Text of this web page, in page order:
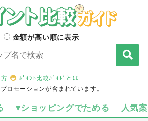
金額が高い順に表示
ﾎﾟｲﾝﾄ比較ｶﾞｲﾄﾞとは
ロモーションが含まれています。
▾ショッピングでためる 人気